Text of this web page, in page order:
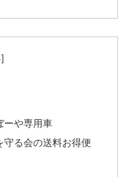
ーや専用車
守る会の送料お得便